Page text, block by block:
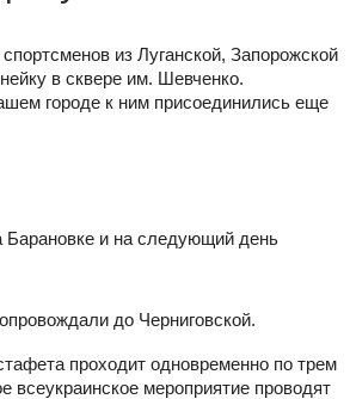
из Луганской, Запорожской
в сквере им. Шевченко.
городе к ним присоединились еще
Барановке и на следующий день
до Черниговской.
проходит одновременно по трем
всеукраинское мероприятие проводят